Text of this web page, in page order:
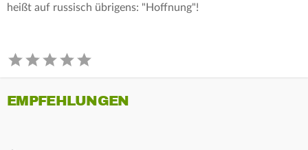
heißt auf russisch übrigens: "Hoffnung"!
EMPFEHLUNGEN